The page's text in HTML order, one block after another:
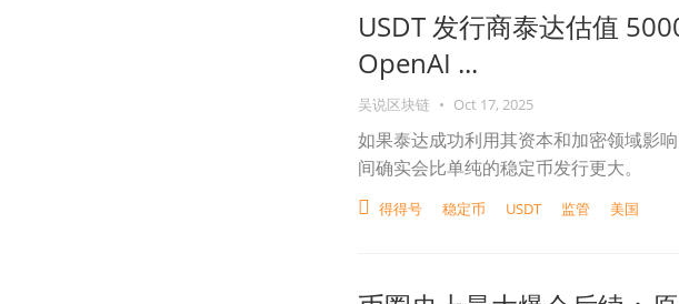
USDT 发行商泰达估值
OpenAI ...
吴说区块链 • Oct 17, 2025
如果泰达成功利用其资本和加密领域影
间确实会比单纯的稳定币发行更大。
得得号 稳定币 USDT 监管 美国